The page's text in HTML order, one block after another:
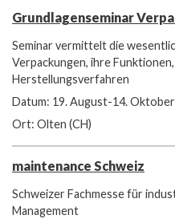
Grundlagenseminar
Seminar vermittelt die
Verpackungen, ihre
Herstellungsverfahren
Datum: 19. August-14.
Ort: Olten (CH)
maintenance Schweiz
Schweizer Fachmesse für
Management